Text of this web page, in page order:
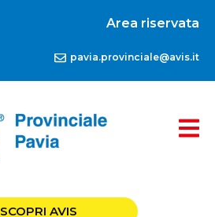
Area riservata
pavia.provinciale@avis.it
SCOPRI AVIS